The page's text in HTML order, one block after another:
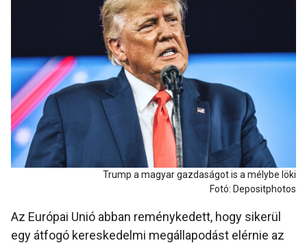
Trump a magyar gazdaságot is a mélybe löki
Fotó: Depositphotos
Az Európai Unió abban reménykedett, hogy sikerül
egy átfogó kereskedelmi megállapodást elérnie az